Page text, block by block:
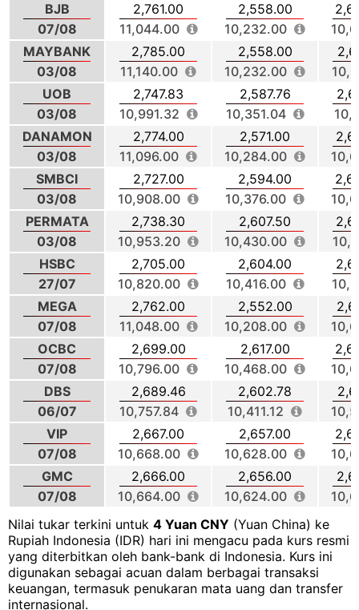
BJB
07/08
2,761.00
11,044.00
2,558.00
10,232.00
MAYBANK
03/08
2,785.00
11,140.00
2,558.00
10,232.00
UOB
03/08
2,747.83
10,991.32
2,587.76
10,351.04
DANAMON
03/08
2,774.00
11,096.00
2,571.00
10,284.00
SMBCI
03/08
2,727.00
10,908.00
2,594.00
10,376.00
PERMATA
03/08
2,738.30
10,953.20
2,607.50
10,430.00
HSBC
27/07
2,705.00
10,820.00
2,604.00
10,416.00
MEGA
07/08
2,762.00
11,048.00
2,552.00
10,208.00
OCBC
07/08
2,699.00
10,796.00
2,617.00
10,468.00
DBS
06/07
2,689.46
10,757.84
2,602.78
10,411.12
VIP
07/08
2,667.00
10,668.00
2,657.00
10,628.00
GMC
07/08
2,666.00
10,664.00
2,656.00
10,624.00
Nilai tukar terkini untuk 4 Yuan CNY (Yuan China) ke
Rupiah Indonesia (IDR) hari ini mengacu pada kurs resmi
yang diterbitkan oleh bank-bank di Indonesia. Kurs ini
digunakan sebagai acuan dalam berbagai transaksi
keuangan, termasuk penukaran mata uang dan transfer
internasional.